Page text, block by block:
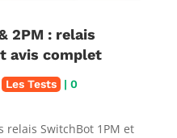
2PM : relais
avis complet
Les Tests | 0
SwitchBot 1PM et